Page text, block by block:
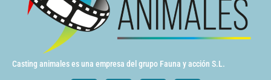
Casting animales es una empresa del grupo Fauna y acción S.L.